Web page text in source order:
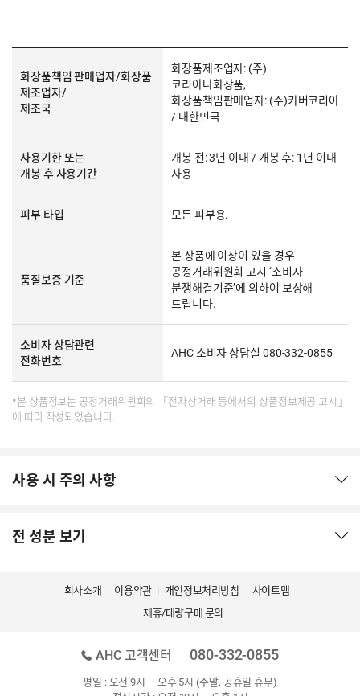
화장품책임 판매업자/화장품
제조업자/
제조국
화장품제조업자: (주)
코리아나화장품,
화장품책임판매업자: (주)카버코리아
/ 대한민국
사용기한 또는
개봉 후 사용기간
개봉 전: 3년 이내 / 개봉 후: 1년 이내
사용
피부 타입 모든 피부용.
품질보증 기준
본 상품에 이상이 있을 경우
공정거래위원회 고시 ‘소비자
분쟁해결기준’에 의하여 보상해
드립니다.
소비자 상담관련
전화번호
AHC 소비자 상담실 080-332-0855
*본 상품정보는 공정거래위원회의 「전자상거래 등에서의 상품정보제공 고시」
에 따라 작성되었습니다.
사용 시 주의 사항
전 성분 보기
회사소개 이용약관 개인정보처리방침
사이트맵
제휴/대량구매 문의
AHC 고객센터 080-332-0855
평일 : 오전 9시 – 오후 5시 (주말, 공휴일 휴무)